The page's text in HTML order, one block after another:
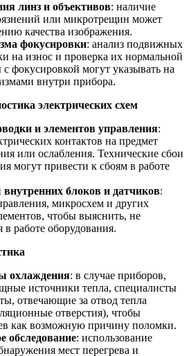
линз и объективов: наличие
или микротрещин может
качества изображения.
фокусировки: анализ подвижных
на износ и проверка их нормальной
фокусировкой могут указывать на
внутри прибора.
электрических схем
и элементов управления:
контактов на предмет
или ослабления. Технические сбои
могут привести к сбоям в работе
блоков и датчиков:
микросхем и других
чтобы выяснить, не
работе оборудования.
охлаждения: в случае приборов,
источники тепла, специалисты
отвечающие за отвод тепла
отверстия), чтобы
как возможную причину поломки.
обследование: использование
мест перегрева и